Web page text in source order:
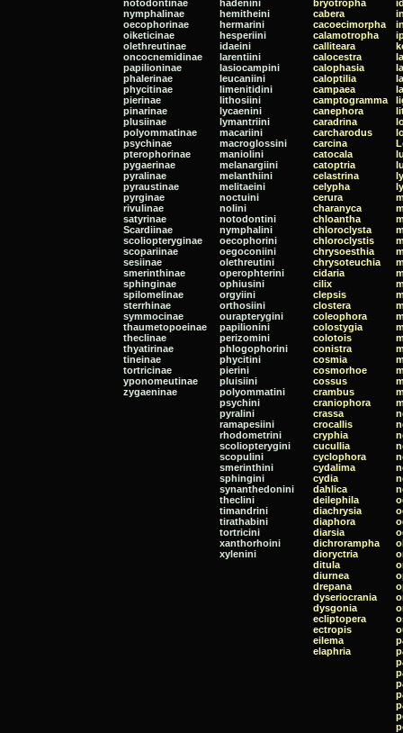
notodontinae
nymphalinae
oecophorinae
oiketicinae
olethreutinae
oncocnemidinae
papilioninae
phalerinae
phycitinae
pierinae
pinarinae
plusiinae
polyommatinae
psychinae
pterophorinae
pygaerinae
pyralinae
pyraustinae
pyrginae
rivulinae
satyrinae
Scardiinae
scoliopteryginae
scopariinae
sesiinae
smerinthinae
sphinginae
spilomelinae
sterrhinae
symmocinae
thaumetopoeinae
theclinae
thyatirinae
tineinae
tortricinae
yponomeutinae
zygaeninae
hadenini
hemitheini
hermarini
hesperiini
idaeini
larentiini
lasiocampini
leucaniini
limenitidini
lithosiini
lycaenini
lymantriini
macariini
macroglossini
maniolini
melanargiini
melanthiini
melitaeini
noctuini
nolini
notodontini
nymphalini
oecophorini
oegoconiini
olethreutini
operophterini
ophiusini
orgyiini
orthosiini
ourapterygini
papilionini
perizomini
phlogophorini
phycitini
pierini
pluisiini
polyommatini
psychini
pyralini
ramapesiini
rhodometrini
scoliopterygini
scopulini
smerinthini
sphingini
synanthedonini
theclini
timandrini
tirathabini
tortricini
xanthorhoini
xylenini
bryotropha
cabera
cacoecimorpha
calamotropha
calliteara
calocestra
calophasia
caloptilia
campaea
camptogramma
canephora
caradrina
carcharodus
carcina
catocala
catoptria
celastrina
celypha
cerura
charanyca
chloantha
chloroclysta
chloroclystis
chrysoesthia
chrysoteuchia
cidaria
cilix
clepsis
clostera
coleophora
colostygia
colotois
conistra
cosmia
cosmorhoe
cossus
crambus
craniophora
crassa
crocallis
cryphia
cucullia
cyclophora
cydalima
cydia
dahlica
deilephila
diachrysia
diaphora
diarsia
dichrorampha
dioryctria
ditula
diurnea
drepana
dyseriocrania
dysgonia
ecliptopera
ectropis
eilema
elaphria